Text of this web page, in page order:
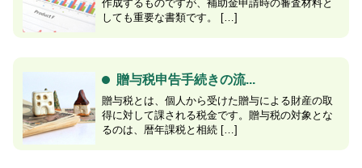
作成するものですが、補助金申請時の審査材料と
しても重要な書類です。 […]
贈与税申告手続きの流...
贈与税とは、個人から受けた贈与による財産の取
得に対して課される税金です。贈与税の対象とな
るのは、暦年課税と相続 […]